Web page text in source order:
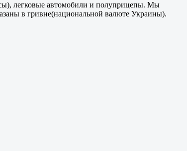
легковые автомобили и полуприцепы. Мы
в гривне(национальной валюте Украины).